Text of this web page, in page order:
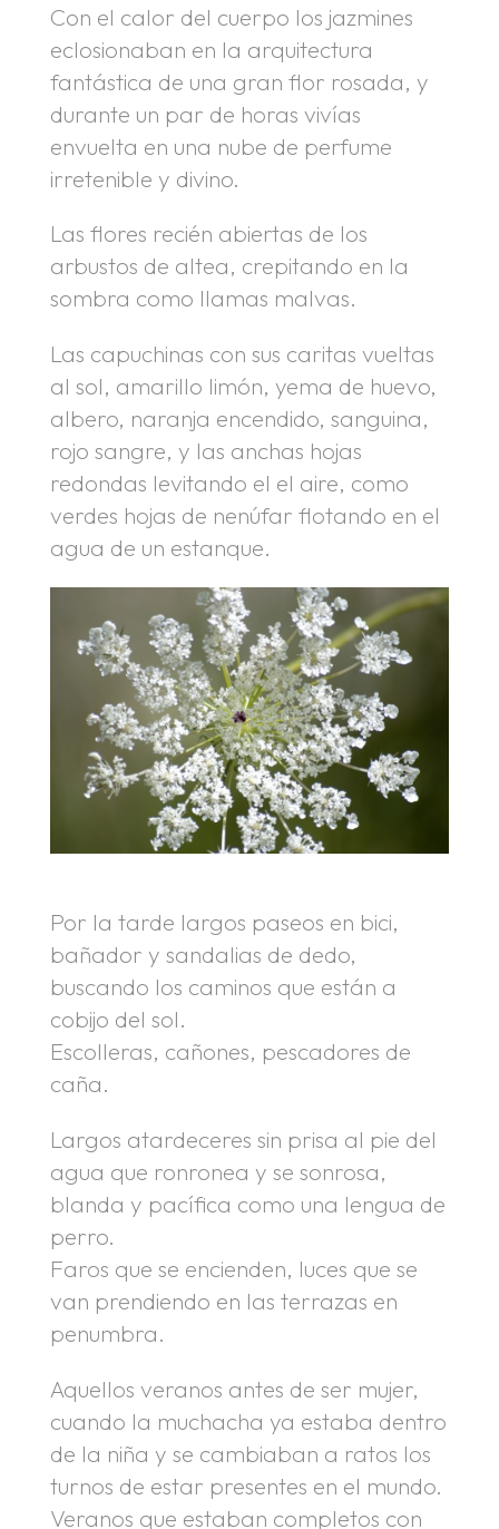
Con el calor del cuerpo los jazmines
eclosionaban en la arquitectura
fantástica de una gran flor rosada, y
durante un par de horas vivías
envuelta en una nube de perfume
irretenible y divino.
Las flores recién abiertas de los
arbustos de altea, crepitando en la
sombra como llamas malvas.
Las capuchinas con sus caritas vueltas
al sol, amarillo limón, yema de huevo,
albero, naranja encendido, sanguina,
rojo sangre, y las anchas hojas
redondas levitando el el aire, como
verdes hojas de nenúfar flotando en el
agua de un estanque.
Por la tarde largos paseos en bici,
bañador y sandalias de dedo,
buscando los caminos que están a
cobijo del sol.
Escolleras, cañones, pescadores de
caña.
Largos atardeceres sin prisa al pie del
agua que ronronea y se sonrosa,
blanda y pacífica como una lengua de
perro.
Faros que se encienden, luces que se
van prendiendo en las terrazas en
penumbra.
Aquellos veranos antes de ser mujer,
cuando la muchacha ya estaba dentro
de la niña y se cambiaban a ratos los
turnos de estar presentes en el mundo.
Veranos que estaban completos con